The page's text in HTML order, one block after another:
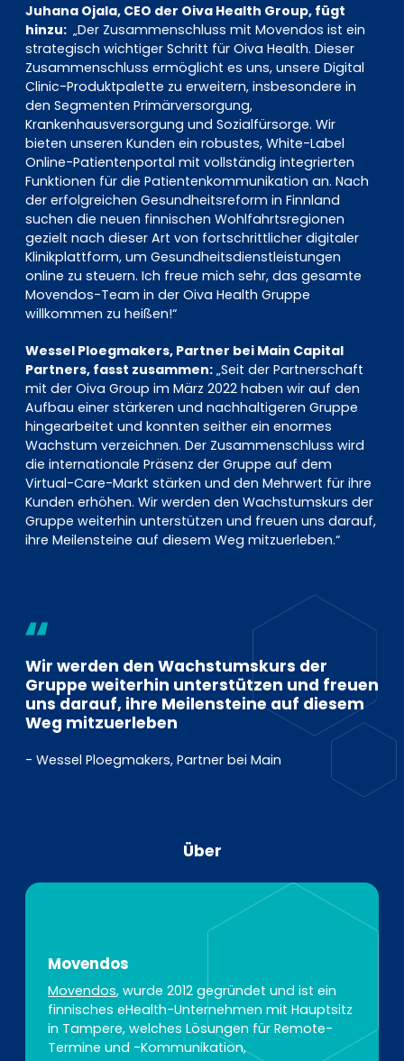
Juhana Ojala, CEO der Oiva Health Group, fügt
hinzu: „Der Zusammenschluss mit Movendos ist ein
strategisch wichtiger Schritt für Oiva Health. Dieser
Zusammenschluss ermöglicht es uns, unsere Digital
Clinic-Produktpalette zu erweitern, insbesondere in
den Segmenten Primärversorgung,
Krankenhausversorgung und Sozialfürsorge. Wir
bieten unseren Kunden ein robustes, White-Label
Online-Patientenportal mit vollständig integrierten
Funktionen für die Patientenkommunikation an. Nach
der erfolgreichen Gesundheitsreform in Finnland
suchen die neuen finnischen Wohlfahrtsregionen
gezielt nach dieser Art von fortschrittlicher digitaler
Klinikplattform, um Gesundheitsdienstleistungen
online zu steuern. Ich freue mich sehr, das gesamte
Movendos-Team in der Oiva Health Gruppe
willkommen zu heißen!“
Wessel Ploegmakers, Partner bei Main Capital
Partners, fasst zusammen: „Seit der Partnerschaft
mit der Oiva Group im März 2022 haben wir auf den
Aufbau einer stärkeren und nachhaltigeren Gruppe
hingearbeitet und konnten seither ein enormes
Wachstum verzeichnen. Der Zusammenschluss wird
die internationale Präsenz der Gruppe auf dem
Virtual-Care-Markt stärken und den Mehrwert für ihre
Kunden erhöhen. Wir werden den Wachstumskurs der
Gruppe weiterhin unterstützen und freuen uns darauf,
ihre Meilensteine auf diesem Weg mitzuerleben.“
Wir werden den Wachstumskurs der
Gruppe weiterhin unterstützen und freuen
uns darauf, ihre Meilensteine auf diesem
Weg mitzuerleben
- Wessel Ploegmakers, Partner bei Main
Über
Movendos
Movendos, wurde 2012 gegründet und ist ein
finnisches eHealth-Unternehmen mit Hauptsitz
in Tampere, welches Lösungen für Remote-
Termine und -Kommunikation,